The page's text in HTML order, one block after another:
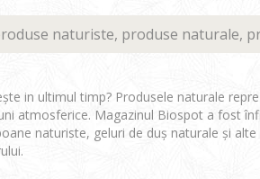
naturiste, produse naturale,
in ultimul timp? Produsele naturale
atmosferice. Magazinul Biospot a fost
naturiste, geluri de duș naturale și